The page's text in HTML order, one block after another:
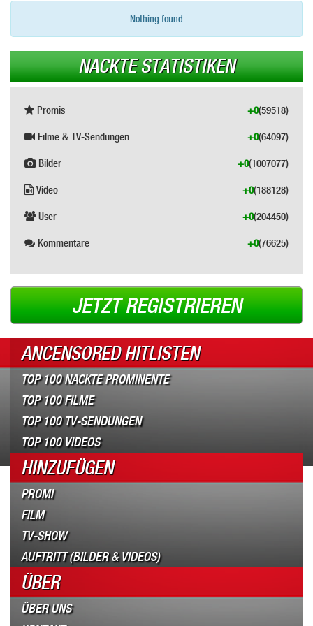
Nothing found
NACKTE STATISTIKEN
Promis (59518)
+0
Filme & TV-Sendungen (64097)
+0
Bilder (1007077)
+0
Video (188128)
+0
User (204450)
+0
Kommentare (76625)
+0
JETZT REGISTRIEREN
ANCENSORED HITLISTEN
TOP 100 NACKTE PROMINENTE
TOP 100 FILME
TOP 100 TV-SENDUNGEN
TOP 100 VIDEOS
HINZUFÜGEN
PROMI
FILM
TV-SHOW
AUFTRITT (BILDER & VIDEOS)
ÜBER
ÜBER UNS